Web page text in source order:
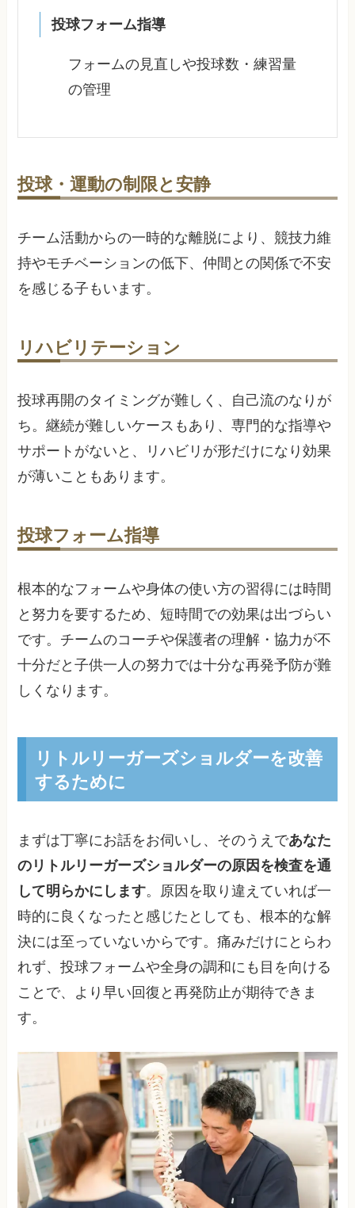
投球フォーム指導
フォームの見直しや投球数・練習量
の管理
投球・運動の制限と安静
チーム活動からの一時的な離脱により、競技力維
持やモチベーションの低下、仲間との関係で不安
を感じる子もいます。
リハビリテーション
投球再開のタイミングが難しく、自己流のなりが
ち。継続が難しいケースもあり、専門的な指導や
サポートがないと、リハビリが形だけになり効果
が薄いこともあります。
投球フォーム指導
根本的なフォームや身体の使い方の習得には時間
と努力を要するため、短時間での効果は出づらい
です。チームのコーチや保護者の理解・協力が不
十分だと子供一人の努力では十分な再発予防が難
しくなります。
リトルリーガーズショルダーを改善
するために
まずは丁寧にお話をお伺いし、そのうえであなた
のリトルリーガーズショルダーの原因を検査を通
して明らかにします。原因を取り違えていれば一
時的に良くなったと感じたとしても、根本的な解
決には至っていないからです。痛みだけにとらわ
れず、投球フォームや全身の調和にも目を向ける
ことで、より早い回復と再発防止が期待できま
す。